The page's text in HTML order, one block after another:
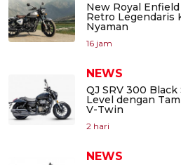
New Royal
Retro Legendaris
Nyaman
16 jam
NEWS
QJ SRV 300
Level dengan
V-Twin
2 hari
NEWS